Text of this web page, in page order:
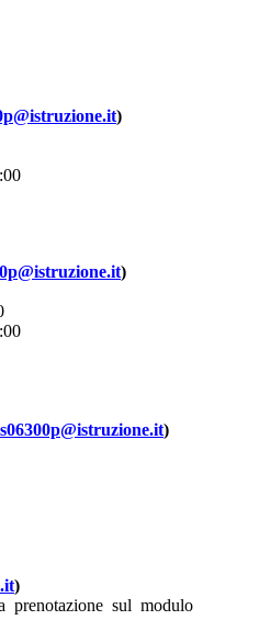
)
)
)
)
prenotazione sul modulo